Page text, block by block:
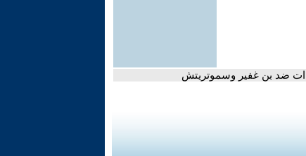
ضد بن غفير وسموتريتش